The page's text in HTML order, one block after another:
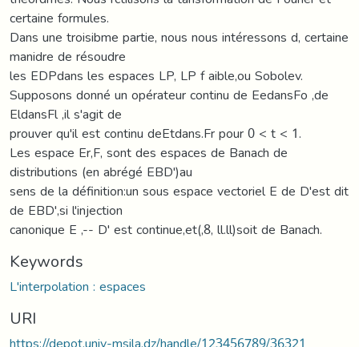
certaine formules.
Dans une troisibme partie, nous nous intéressons d, certaine
manidre de résoudre
les EDPdans les espaces LP, LP f aible,ou Sobolev.
Supposons donné un opérateur continu de EedansFo ,de
EldansFl ,il s'agit de
prouver qu'il est continu deEtdans.Fr pour 0 < t < 1.
Les espace Er,F, sont des espaces de Banach de
distributions (en abrégé EBD')au
sens de la définition:un sous espace vectoriel E de D'est dit
de EBD',si l'injection
canonique E ,-- D' est continue,et(,8, ll.ll)soit de Banach.
Keywords
L'interpolation : espaces
URI